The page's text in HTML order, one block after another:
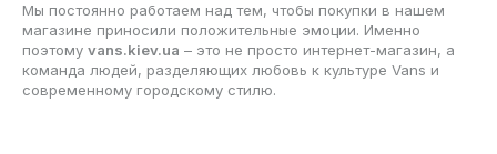
Мы постоянно работаем над тем, чтобы покупки в нашем
магазине приносили положительные эмоции. Именно
поэтому vans.kiev.ua – это не просто интернет-магазин, а
команда людей, разделяющих любовь к культуре Vans и
современному городскому стилю.